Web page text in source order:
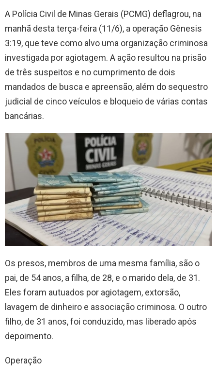
A Polícia Civil de Minas Gerais (PCMG) deflagrou, na
manhã desta terça-feira (11/6), a operação Gênesis
3:19, que teve como alvo uma organização criminosa
investigada por agiotagem. A ação resultou na prisão
de três suspeitos e no cumprimento de dois
mandados de busca e apreensão, além do sequestro
judicial de cinco veículos e bloqueio de várias contas
bancárias.
Os presos, membros de uma mesma família, são o
pai, de 54 anos, a filha, de 28, e o marido dela, de 31.
Eles foram autuados por agiotagem, extorsão,
lavagem de dinheiro e associação criminosa. O outro
filho, de 31 anos, foi conduzido, mas liberado após
depoimento.
Operação